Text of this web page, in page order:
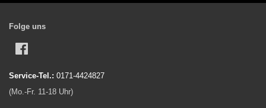
Folge uns
Service-Tel.: 0171-4424827
(Mo.-Fr. 11-18 Uhr)